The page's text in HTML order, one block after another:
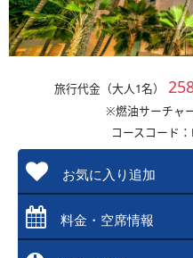
旅行代金（大人1名）
※燃油サーチャ
コースコード
お気に入り追加
料金・空席情報